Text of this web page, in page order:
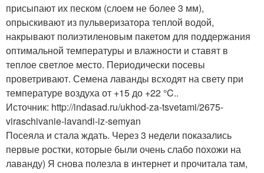
присыпают их песком (слоем не более 3 мм),
опрыскивают из пульверизатора теплой водой,
накрывают полиэтиленовым пакетом для поддержания
оптимальной температуры и влажности и ставят в
теплое светлое место. Периодически посевы
проветривают. Семена лаванды всходят на свету при
температуре воздуха от +15 до +22 °C..
Источник: http://indasad.ru/ukhod-za-tsvetami/2675-
viraschivanie-lavandi-iz-semyan
Посеяла и стала ждать. Через 3 недели показались
первые ростки, которые были очень слабо похожи на
лаванду) Я снова полезла в интернет и прочитала там,